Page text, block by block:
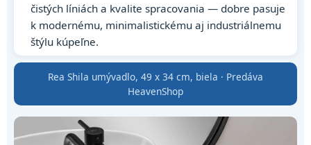
čistých líniách a kvalite spracovania — dobre pasuje
k modernému, minimalistickému aj industriálnemu
štýlu kúpeľne.
Rea Shila umývadlo, 49 x 34 cm, biela · Predáva
HeavenShop